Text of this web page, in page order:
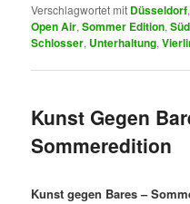
Verschlagwortet mit Düsseldorf
Open Air,Sommer Edition,
Schlosser, Unterhaltung,
Kunst Gegen
Sommeredition
Kunst gegen Bares –